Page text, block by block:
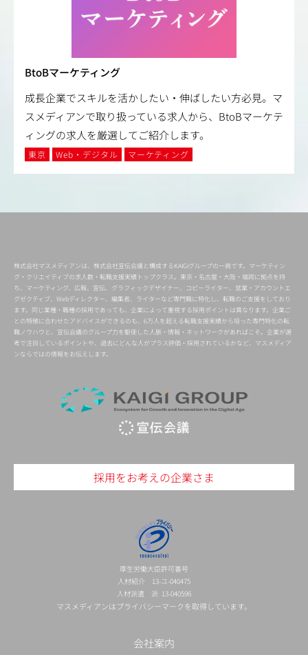
BtoBマーケティング
成長企業でスキルを活かしたい・伸ばしたい方必見。マ
スメディアンで取り扱っている求人から、BtoBマーケテ
ィングの求人を厳選してご紹介します。
東京 Web・デジタル マーケティング
株式会社マスメディアンは、株式会社宣伝会議と構成するKAIGIグループの一員です。マーケティン
グ・クリエイティブの求人数・転職支援実績トップクラス。東京・名古屋・大阪・福岡に拠点を持
ち、マーケティング、広報、宣伝、グラフィックデザイナー、コピーライター、営業・アカウントエ
グゼクティブ、Webディレクター、編集者、ライターなど専門職に特化し、転職のご支援をしており
ます。同じ業種・職種の採用であっても、企業によって重視する採用ポイントは異なります。企業ご
との特徴に合わせたアドバイスができるのも、6万人を超える転職支援実績から培った専門特化の転
職ノウハウと、宣伝会議のグループ力を駆使した人脈・情報・ネットワークがあればこそ。企業が選
考で注目しているポイントや、過去にどんな人がプラス評価・採用されているかなど、マスメディア
ンならではの情報をお伝えします。
採用をお考えの企業さま
厚生労働大臣許可番号
人材紹介 13-ユ-040475
人材派遣 派 13-040596
マスメディアンはプライバシーマークを取得しています。
会社案内